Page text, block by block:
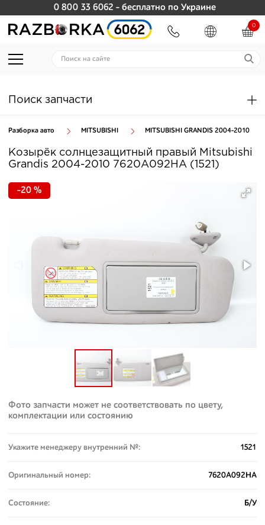
0 800 33 6062 - бесплатно по Украине
0
Поиск запчасти
Разборка авто MITSUBISHI MITSUBISHI GRANDIS 2004-2010
Козырёк солнцезащитный правый Mitsubishi
Grandis 2004-2010 7620A092HA (1521)
-20 %
Фото запчасти может не соответствовать по цвету,
комплектации или состоянию
Укажите менеджеру внутренний №: 1521
Оригинальный номер: 7620A092HA
Состояние: Б/У